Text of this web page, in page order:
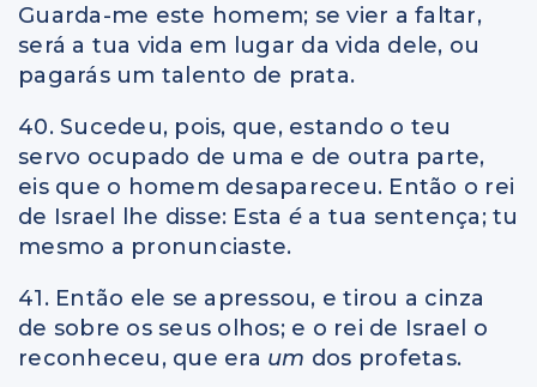
Guarda-me este homem; se vier a faltar,
será a tua vida em lugar da vida dele, ou
pagarás um talento de prata.
40. Sucedeu, pois, que, estando o teu
servo ocupado de uma e de outra parte,
eis que o homem desapareceu. Então o rei
de Israel lhe disse: Esta é a tua sentença; tu
mesmo a pronunciaste.
41. Então ele se apressou, e tirou a cinza
de sobre os seus olhos; e o rei de Israel o
reconheceu, que era um dos profetas.